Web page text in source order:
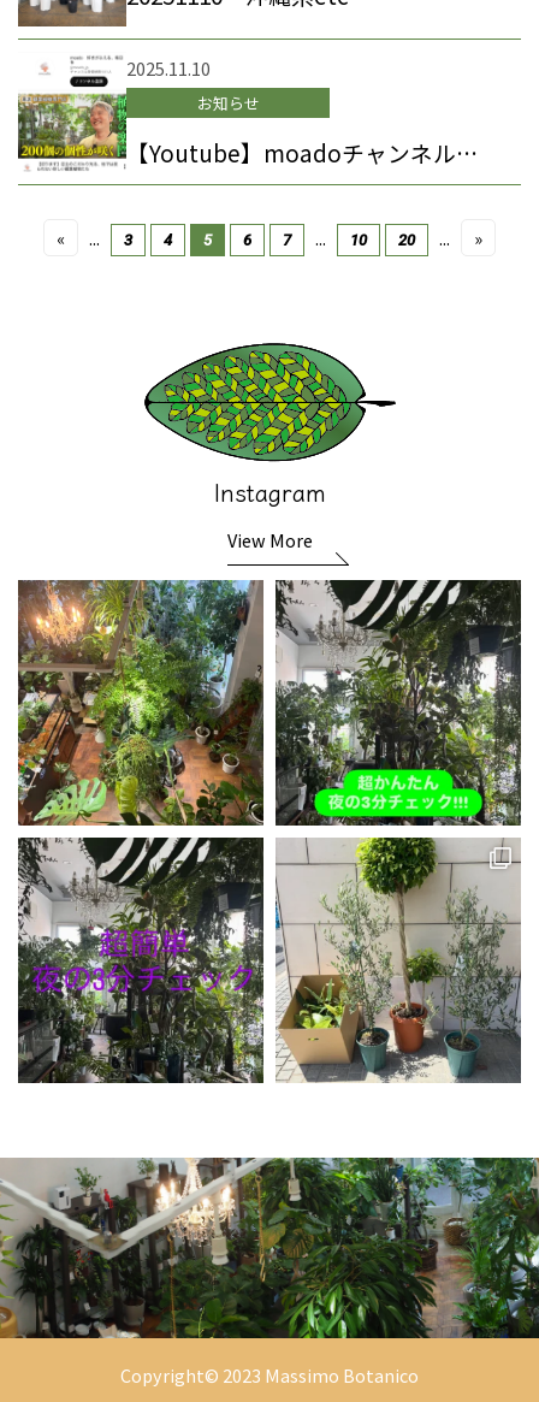
2025.11.10
お知らせ
【Youtube】moadoチャンネルに出ました
« ... 3 4 5 6 7 ... 10 20 ... »
Instagram
View More
Copyright© 2023 Massimo Botanico